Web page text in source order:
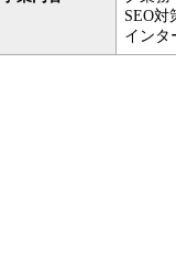
SEO
インタ